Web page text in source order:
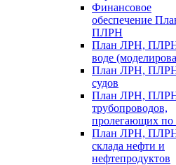
Финансовое
обеспечение
ПЛРН
План ЛРН,
воде
План ЛРН,
судов
План ЛРН,
трубопроводов,
пролегающих по
План ЛРН,
склада нефти и
нефтепродуктов